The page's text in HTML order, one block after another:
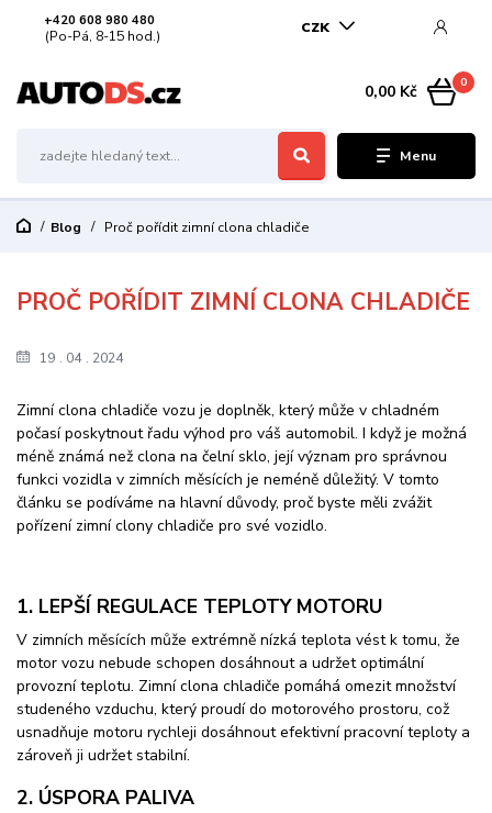
Menu
CZK
+420 608 980 480
(Po-Pá, 8-15 hod.)
0
0,00 Kč
Blog Proč pořídit zimní clona chladiče
19 04 2024
PROČ POŘÍDIT ZIMNÍ CLONA CHLADIČE
Zimní clona chladiče vozu je doplněk, který může v chladném
počasí poskytnout řadu výhod pro váš automobil. I když je možná
méně známá než clona na čelní sklo, její význam pro správnou
funkci vozidla v zimních měsících je neméně důležitý. V tomto
článku se podíváme na hlavní důvody, proč byste měli zvážit
pořízení zimní clony chladiče pro své vozidlo.
1. LEPŠÍ REGULACE TEPLOTY MOTORU
V zimních měsících může extrémně nízká teplota vést k tomu, že
motor vozu nebude schopen dosáhnout a udržet optimální
provozní teplotu. Zimní clona chladiče pomáhá omezit množství
studeného vzduchu, který proudí do motorového prostoru, což
usnadňuje motoru rychleji dosáhnout efektivní pracovní teploty a
zároveň ji udržet stabilní.
2. ÚSPORA PALIVA